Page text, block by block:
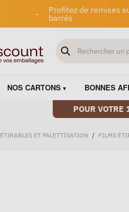
-
Profitez de remises
barrés
NOS CARTONS BONNES
POUR
ET PALETTISATION / FILMS